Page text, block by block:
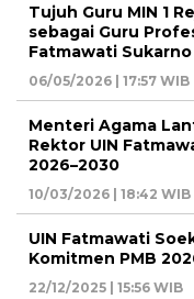
Tujuh Guru MIN 1
sebagai Guru
Fatmawati
06/05/2026 | 17:57 WIB
Menteri Agama
Rektor UIN
2026–2030
10/03/2026 | 18:42 WIB
UIN Fatmawati
Komitmen PMB
22/12/2025 | 15:56 WIB